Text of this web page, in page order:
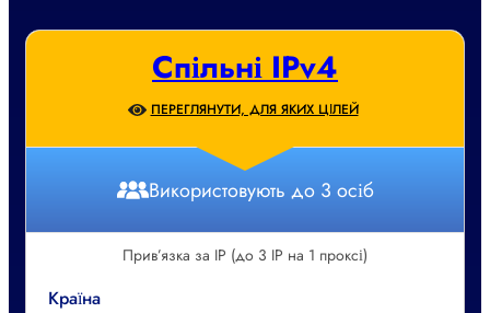
Спільні IPv4
ПЕРЕГЛЯНУТИ, ДЛЯ ЯКИХ ЦІЛЕЙ
Використовують до 3 осіб
Прив’язка за IP (до 3 IP на 1 проксі)
Країна